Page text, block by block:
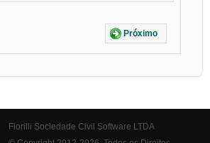
Próximo
Fiorilli Sociedade Civil Software LTDA